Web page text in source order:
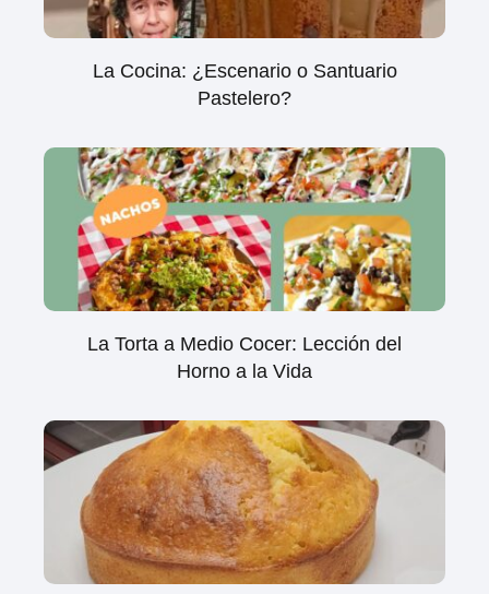
La Cocina: ¿Escenario o Santuario
Pastelero?
La Torta a Medio Cocer: Lección del
Horno a la Vida